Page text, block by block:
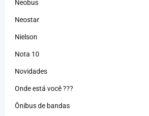
Neobus
Neostar
Nielson
Nota 10
Novidades
Onde está você ???
Ônibus de bandas